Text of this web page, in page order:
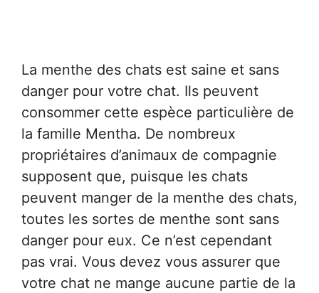
La menthe des chats est saine et sans
danger pour votre chat. Ils peuvent
consommer cette espèce particulière de
la famille Mentha. De nombreux
propriétaires d’animaux de compagnie
supposent que, puisque les chats
peuvent manger de la menthe des chats,
toutes les sortes de menthe sont sans
danger pour eux. Ce n’est cependant
pas vrai. Vous devez vous assurer que
votre chat ne mange aucune partie de la